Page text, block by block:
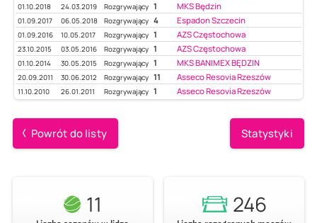
01.10.2018 24.03.2019 Rozgrywający 1 MKS Będzin
01.09.2017 06.05.2018 Rozgrywający 4 Espadon Szczecin
01.09.2016 10.05.2017 Rozgrywający 1 AZS Częstochowa
23.10.2015 03.05.2016 Rozgrywający 1 AZS Częstochowa
01.10.2014 30.05.2015 Rozgrywający 1 MKS BANIMEX BĘDZIN
20.09.2011 30.06.2012 Rozgrywający 11 Asseco Resovia Rzeszów
11.10.2010 26.01.2011 Rozgrywający 1 Asseco Resovia Rzeszów
Powrót do listy Statystyki
11 246